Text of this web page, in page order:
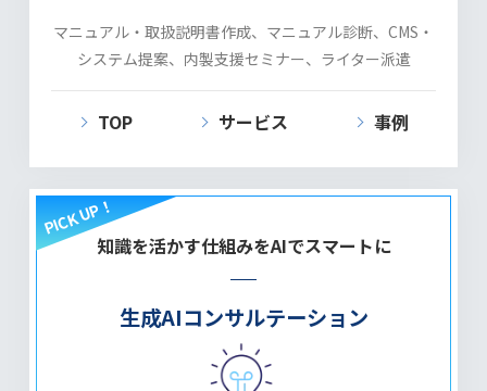
マニュアル・取扱説明書作成、マニュアル診断、 CMS・
システム提案、内製支援セミナー、ライター派遣
TOP サービス 事例
知識を活かす仕組みをAIでスマートに
生成AIコンサルテーション